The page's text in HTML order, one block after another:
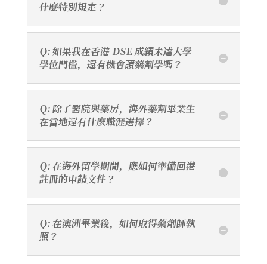
什麼特別規定？
Q: 如果我在香港 DSE 成績未達大學
學位門檻，還有機會讀藥劑學嗎？
Q: 除了醫院與藥房，海外藥劑畢業生
在當地還有什麼職涯選擇？
Q: 在海外留學期間，應如何準備回港
註冊的申請文件？
Q: 在澳洲畢業後，如何取得藥劑師執
照？